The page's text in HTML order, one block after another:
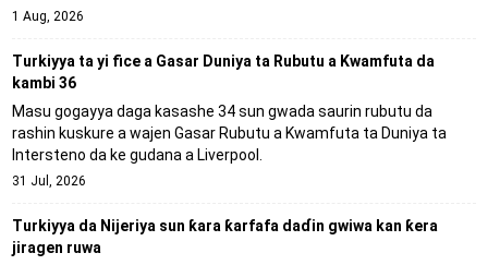
1 Aug, 2026
Turkiyya ta yi fice a Gasar Duniya ta Rubutu a Kwamfuta da
kambi 36
Masu gogayya daga kasashe 34 sun gwada saurin rubutu da
rashin kuskure a wajen Gasar Rubutu a Kwamfuta ta Duniya ta
Intersteno da ke gudana a Liverpool.
31 Jul, 2026
Turkiyya da Nijeriya sun ƙara ƙarfafa daɗin gwiwa kan ƙera
jiragen ruwa